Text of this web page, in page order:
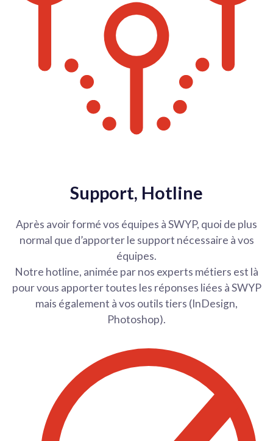
Support, Hotline
Après avoir formé vos équipes à SWYP, quoi de plus
normal que d’apporter le support nécessaire à vos
équipes.
Notre hotline, animée par nos experts métiers est là
pour vous apporter toutes les réponses liées à SWYP
mais également à vos outils tiers (InDesign,
Photoshop).